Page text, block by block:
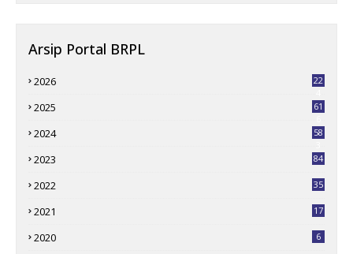
Arsip Portal BRPL
2026
22
2025
61
2024
58
2023 84
2022 35
2021 17
2020 6